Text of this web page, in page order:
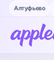
Алтуфьево